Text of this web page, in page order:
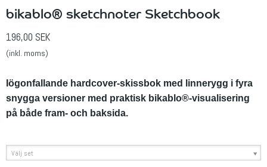
bikablo® sketchnoter Sketchbook
196,00 SEK
(inkl. moms)
Iögonfallande hardcover-skissbok med linnerygg i fyra
snygga versioner med praktisk bikablo®-visualisering
på både fram- och baksida.
Välj set